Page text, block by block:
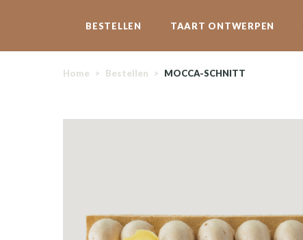
BESTELLEN TAART ONTWERPEN
Home > Bestellen > MOCCA-SCHNITT